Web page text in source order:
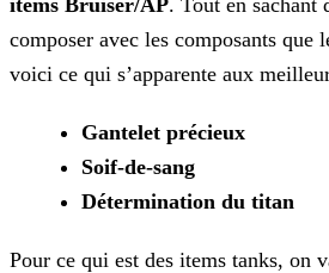
composer avec les composants que
voici ce qui s’apparente aux
Gantelet précieux
Soif-de-sang
Détermination du titan
Pour ce qui est des items tanks, on